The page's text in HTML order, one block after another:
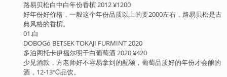
路易贝松白中白年份香槟 2012 ¥1200
好年份好价格，一般这个年份品质以上的要2000左右，路易贝松是古
典风格的香槟。
01.白
DOBOGó BETSEK TOKAJI FURMINT 2020
多泊阁托卡伊福尔明干白葡萄酒 2020 ¥420
少见酒款，方老师好不容易拿到的配额，葡萄品质好的年份才会酿的
酒，12-13℃品饮。